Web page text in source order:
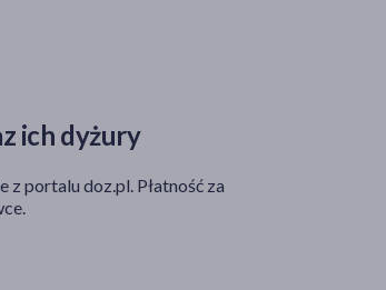
ich dyżury
portalu doz.pl. Płatność za